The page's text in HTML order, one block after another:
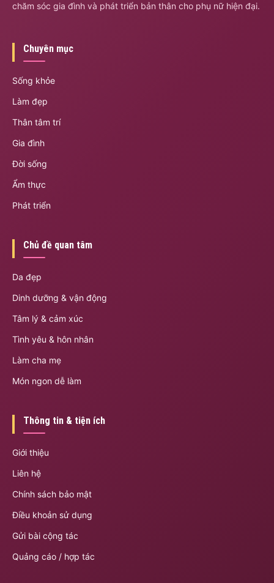
chăm sóc gia đình và phát triển bản thân cho phụ nữ hiện đại.
Chuyên mục
Sống khỏe
Làm đẹp
Thân tâm trí
Gia đình
Đời sống
Ẩm thực
Phát triển
Chủ đề quan tâm
Da đẹp
Dinh dưỡng & vận động
Tâm lý & cảm xúc
Tình yêu & hôn nhân
Làm cha mẹ
Món ngon dễ làm
Thông tin & tiện ích
Giới thiệu
Liên hệ
Chính sách bảo mật
Điều khoản sử dụng
Gửi bài cộng tác
Quảng cáo / hợp tác